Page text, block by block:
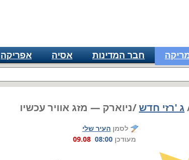
חבר המדינות אסיה אפריקה
ג 'רזי חדש/ניוארק — מזג אוויר עכשיו
לסמן העיר שלי
מעודכן 08:00
09.08